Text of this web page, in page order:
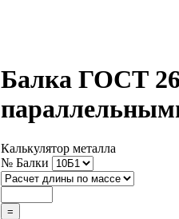
Балка ГОСТ
Калькулятор металла
№ Балки